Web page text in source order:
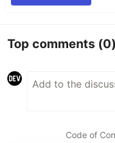
Top comments (0)
Code of